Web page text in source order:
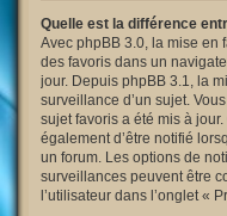
Quelle est la différence
Avec phpBB 3.0, la mise en
des favoris dans un
jour. Depuis phpBB 3.1, la
surveillance d’un sujet.
sujet favoris a été mis à
également d’être notifié
un forum. Les options de
surveillances peuvent être
l’utilisateur dans l’onglet «